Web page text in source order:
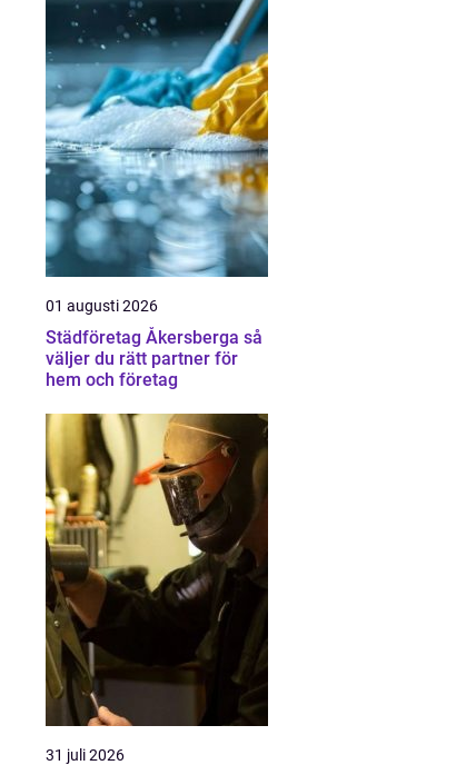
01 augusti 2026
Städföretag Åkersberga så
väljer du rätt partner för
hem och företag
31 juli 2026